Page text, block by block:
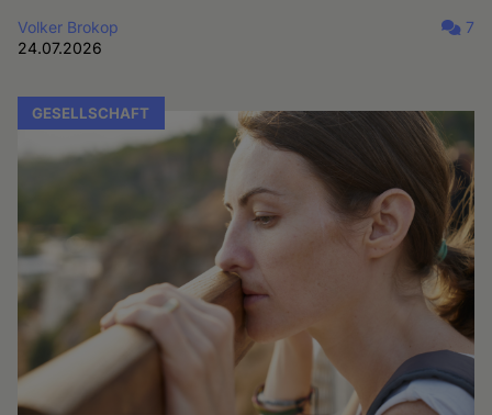
Volker Brokop
24.07.2026
7
GESELLSCHAFT